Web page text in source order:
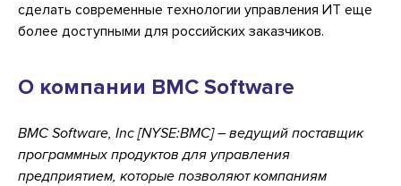
сделать современные технологии управления ИТ еще
более доступными для российских заказчиков.
О компании BMC Software
BMC Software, Inc [NYSE:BMC] – ведущий поставщик
программных продуктов для управления
предприятием, которые позволяют компаниям